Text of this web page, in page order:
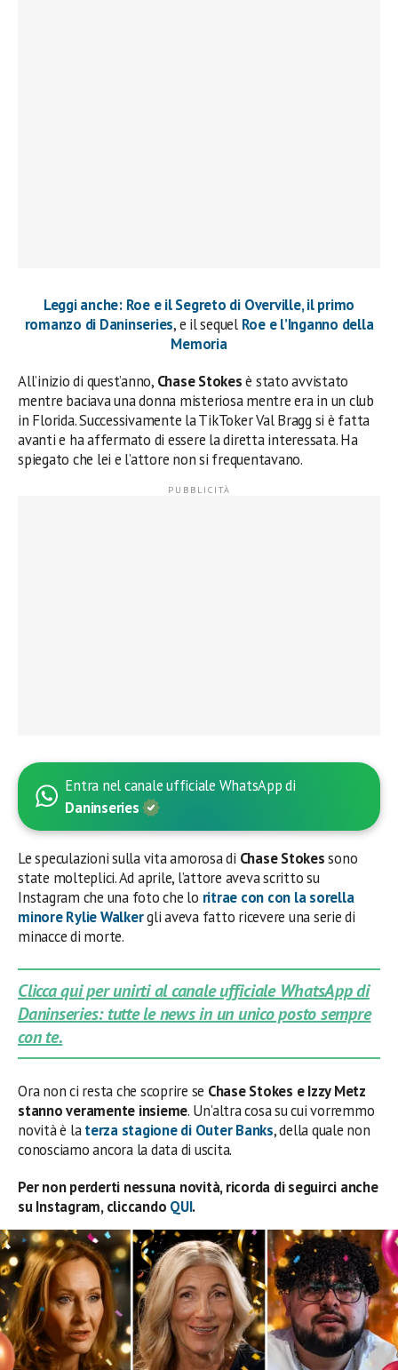
Leggi anche: Roe e il Segreto di Overville, il primo
romanzo di Daninseries, e il sequel Roe e l’Inganno della
Memoria
All’inizio di quest’anno, Chase Stokesè stato avvistato
mentre baciava una donna misteriosa mentre era in un club
in Florida. Successivamente la TikToker Val Bragg si è fatta
avanti e ha affermato di essere la diretta interessata. Ha
spiegato che lei e l’attore non si frequentavano.
Entra nel canale ufficiale WhatsApp di
Daninseries
Le speculazioni sulla vita amorosa di Chase Stokessono
state molteplici. Ad aprile, l’attore aveva scritto su
Instagram che una foto che lo ritrae con con la sorella
minore Rylie Walkergli aveva fatto ricevere una serie di
minacce di morte.
Clicca qui per unirti al canale ufficiale WhatsApp di
Daninseries: tutte le news in un unico posto sempre
con te.
Ora non ci resta che scoprire se Chase Stokes e Izzy Metz
stanno veramente insieme. Un’altra cosa su cui vorremmo
novità è laterza stagione di Outer Banks, della quale non
conosciamo ancora la data di uscita.
Per non perderti nessuna novità, ricorda di seguirci anche
su Instagram, cliccando QUI.